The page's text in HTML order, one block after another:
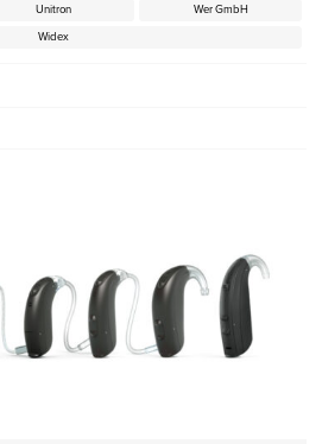
Unitron
Wer GmbH
Widex